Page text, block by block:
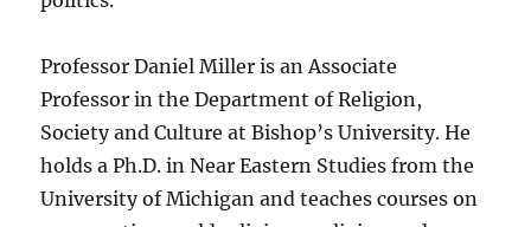
Professor Daniel Miller is an Associate
Professor in the Department of Religion,
Society and Culture at Bishop’s University. He
holds a Ph.D. in Near Eastern Studies from the
University of Michigan and teaches courses on